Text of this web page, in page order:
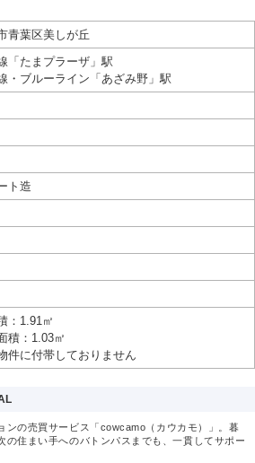
青葉区美しが丘
「たまプラーザ」駅
・ブルーライン「あざみ野」駅
ト造
：1.91㎡
積：1.03㎡
件に付帯しておりません
ンの売買サービス「cowcamo（カウカモ）」。暮
の住まい手へのバトンパスまでも、一貫してサポー